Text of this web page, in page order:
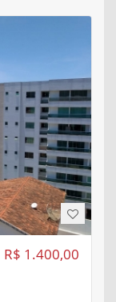
R$ 1.400,00